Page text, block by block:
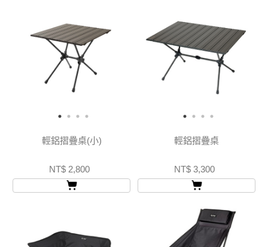
輕鋁摺疊桌(小)
NT$ 2,800
輕鋁摺疊桌
NT$ 3,300